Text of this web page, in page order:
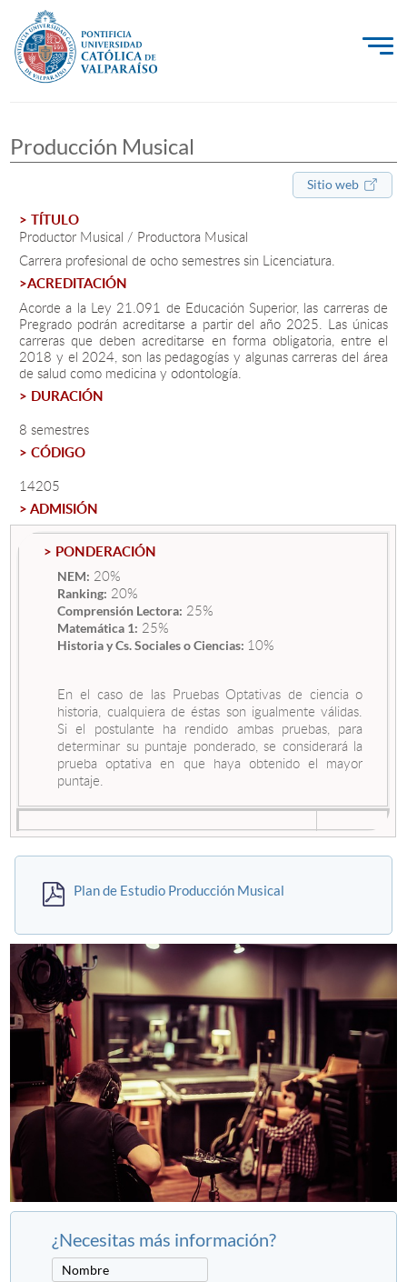
Investigación, Creación e Innovación
Vinculación con el Medio
Admisión
Pregrado
Postgrado
Formación Continua
Estudiantes
Académicos
Funcionarios
Alumni
English
Producción Musical
Sitio web
> TÍTULO
Productor Musical / Productora Musical
Carrera profesional de ocho semestres sin Licenciatura.
>ACREDITACIÓN
Acorde a la Ley 21.091 de Educación Superior, las carreras de
Pregrado podrán acreditarse a partir del año 2025. Las únicas
carreras que deben acreditarse en forma obligatoria, entre el
2018 y el 2024, son las pedagogías y algunas carreras del área
de salud como medicina y odontología.
> DURACIÓN
8 semestres
> CÓDIGO
14205
> ADMISIÓN
> PONDERACIÓN
NEM: 20%
Ranking: 20%
Comprensión Lectora: 25%
Matemática 1: 25%
Historia y Cs. Sociales o Ciencias: 10%
En el caso de las Pruebas Optativas de ciencia o
historia, cualquiera de éstas son igualmente válidas.
Si el postulante ha rendido ambas pruebas, para
determinar su puntaje ponderado, se considerará la
prueba optativa en que haya obtenido el mayor
puntaje.
485
Plan de Estudio Producción Musical
¿Necesitas más información?